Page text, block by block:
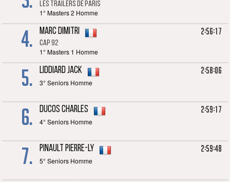
Les trailers de Paris
1° Masters 2 Homme
4. MARC Dimitri
CAP 92
1° Masters 1 Homme
2:56:17
5. LIDDIARD Jack
3° Seniors Homme
2:58:06
6. DUCOS Charles
4° Seniors Homme
2:59:17
7. PINAULT Pierre-Ly
5° Seniors Homme
2:59:48